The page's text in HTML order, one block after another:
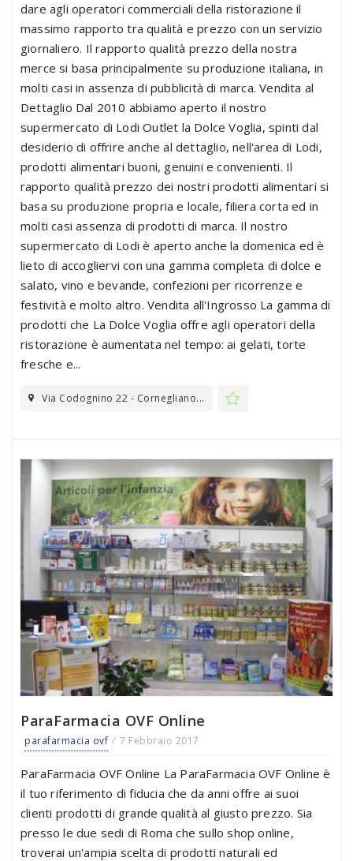
dare agli operatori commerciali della ristorazione il
massimo rapporto tra qualità e prezzo con un servizio
giornaliero. Il rapporto qualità prezzo della nostra
merce si basa principalmente su produzione italiana, in
molti casi in assenza di pubblicità di marca. Vendita al
Dettaglio Dal 2010 abbiamo aperto il nostro
supermercato di Lodi Outlet la Dolce Voglia, spinti dal
desiderio di offrire anche al dettaglio, nell'area di Lodi,
prodotti alimentari buoni, genuini e convenienti. Il
rapporto qualità prezzo dei nostri prodotti alimentari si
basa su produzione propria e locale, filiera corta ed in
molti casi assenza di prodotti di marca. Il nostro
supermercato di Lodi è aperto anche la domenica ed è
lieto di accogliervi con una gamma completa di dolce e
salato, vino e bevande, confezioni per ricorrenze e
festività e molto altro. Vendita all'Ingrosso La gamma di
prodotti che La Dolce Voglia offre agli operatori della
ristorazione è aumentata nel tempo: ai gelati, torte
fresche e...
Via Codognino 22 - Cornegliano...
ParaFarmacia OVF Online
parafarmacia ovf 7 Febbraio 2017
ParaFarmacia OVF Online La ParaFarmacia OVF Online è
il tuo riferimento di fiducia che da anni offre ai suoi
clienti prodotti di grande qualità al giusto prezzo. Sia
presso le due sedi di Roma che sullo shop online,
troverai un'ampia scelta di prodotti naturali ed